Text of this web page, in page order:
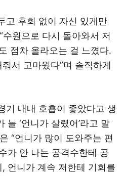
고 후회 없이 자신 있게만
원으로 다시 돌아와서 저
점차 올라오는 걸 느꼈다.
서 고마웠다”며 솔직하게
기 내내 호흡이 좋았다고 생
늘 ‘언니가 살렸어’라고 말
“언니가 많이 도와주는 편
가 안 나는 공격수한테 공
언니가 계속 저한테 기회를